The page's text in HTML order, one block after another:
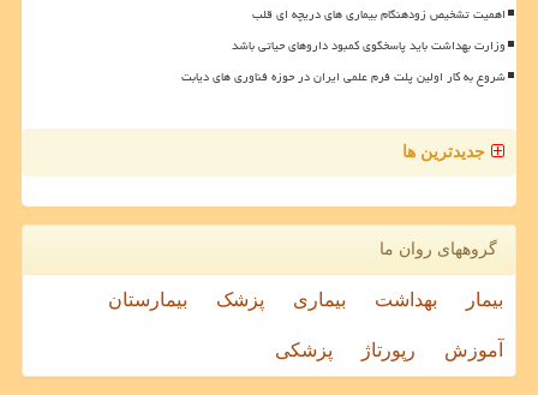
اهمیت تشخیص زودهنگام بیماری های دریچه ای قلب
وزارت بهداشت باید پاسخگوی کمبود داروهای حیاتی باشد
شروع به کار اولین پلت فرم علمی ایران در حوزه فناوری های دیابت
جدیدترین ها
گروههای روان ما
بیمار بهداشت بیماری پزشک بیمارستان
آموزش رپورتاژ پزشکی